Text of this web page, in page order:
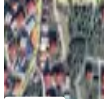
585 m²·
4.700.000 ₺
ÜNLÜX GAYRİMENKUL
Ara